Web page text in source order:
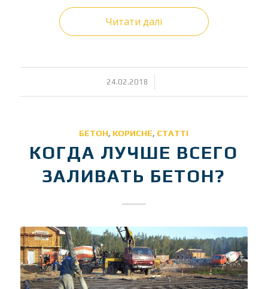
Читати далі
24.02.2018
/
БЕТОН, КОРИСНЕ, СТАТТІ
КОГДА ЛУЧШЕ ВСЕГО
ЗАЛИВАТЬ БЕТОН?